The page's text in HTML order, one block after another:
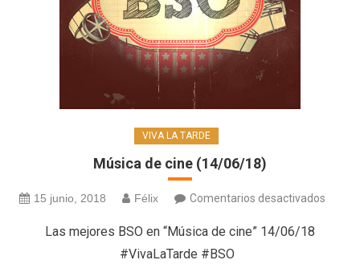
VIVA LA TARDE
Música de cine (14/06/18)
15 junio, 2018 Félix Comentarios desactivadosen
Las mejores BSO en “Música de cine” 14/06/18
#VivaLaTarde #BSO